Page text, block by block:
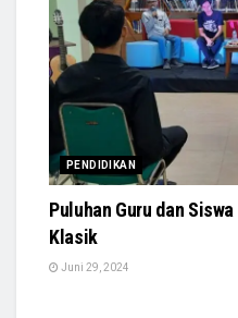
PENDIDIKAN
Puluhan Guru dan
Klasik
Juni 29, 2024